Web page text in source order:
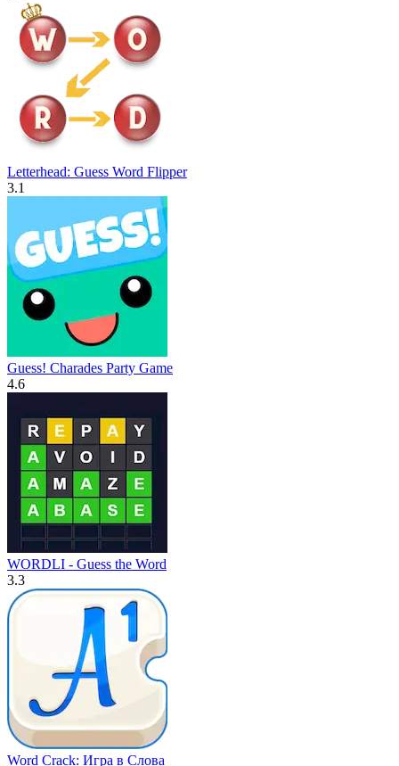
Letterhead: Guess Word Flipper
3.1
Guess! Charades Party Game
4.6
WORDLI - Guess the Word
3.3
Word Crack: Игра в Слова